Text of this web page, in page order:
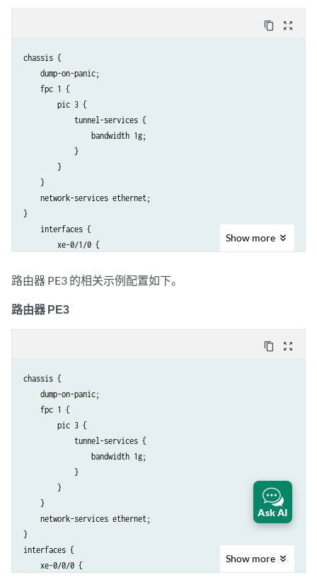
content_copy zoom_out_map
chassis {
    dump-on-panic;
    fpc 1 {
        pic 3 {
            tunnel-services {
                bandwidth 1g;
            }
        }
    }
    network-services ethernet;
}
    interfaces {
        xe-0/1/0 {
                family inet {
                }
            unit 0 {
                family inet {
                    address 10.10.3.1/30;
                }
                family mpls;
        xe-0/3/0 {
            unit 0 {
                family inet {
                    address 10.10.1.1/30;
                }
                family mpls;
Show more
路由器 PE3 的相关示例配置如下。
路由器 PE3
content_copy zoom_out_map
chassis {
    dump-on-panic;
    fpc 1 {
        pic 3 {
            tunnel-services {
                bandwidth 1g;
            }
        }
    }
    network-services ethernet;
}
interfaces {
    xe-0/0/0 {
Show more
Ask AI